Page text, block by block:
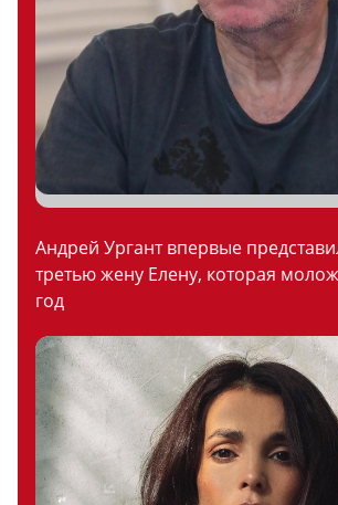
Андрей Ургант впервые
третью жену Елену, которая
год